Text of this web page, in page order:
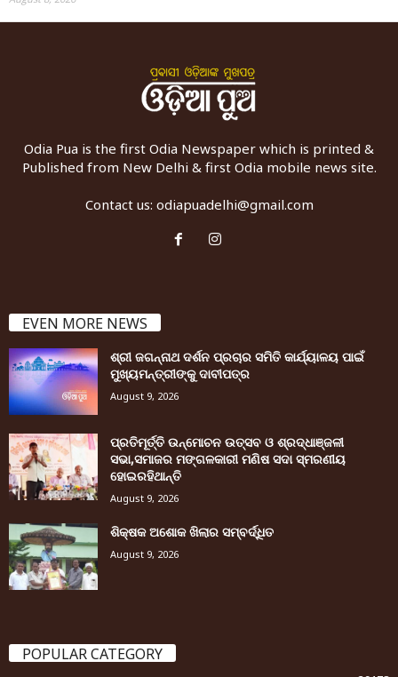
Odia Pua is the first Odia Newspaper which is printed &
Published from New Delhi & first Odia mobile news site.
Contact us: odiapuadelhi@gmail.com
EVEN MORE NEWS
ଶ୍ରୀ ଜଗନ୍ନାଥ ଦର୍ଶନ ପ୍ରଚାର ସମିତି କାର୍ଯ୍ୟାଳୟ ପାଇଁ
ମୁଖ୍ୟମନ୍ତ୍ରୀଙ୍କୁ ଦାବୀପତ୍ର
August 9, 2026
ପ୍ରତିମୂର୍ତ୍ତି ଉନ୍ମୋଚନ ଉତ୍ସବ ଓ ଶ୍ରଦ୍ଧାଞ୍ଜଳୀ
ସଭା,ସମାଜର ମଙ୍ଗଳକାରୀ ମଣିଷ ସଦା ସ୍ମରଣୀୟ
ହୋଇରହିଥାନ୍ତି
August 9, 2026
ଶିକ୍ଷକ ଅଶୋକ ଖିଲାର ସମ୍ବର୍ଦ୍ଧିତ
August 9, 2026
POPULAR CATEGORY